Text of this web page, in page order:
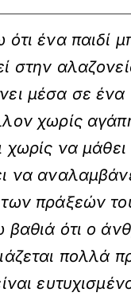
ότι ένα παιδί
στην
μέσα σε ένα
χωρίς
χωρίς να μάθει
να
πράξεών
βαθιά ότι ο
πολλά